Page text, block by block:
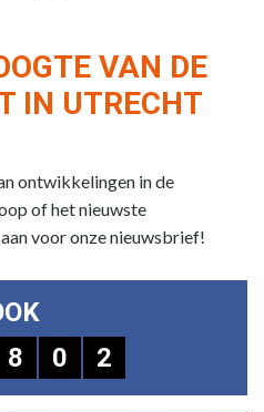
VAN DE
IN UTRECHT
ontwikkelingen in de
of het nieuwste
aan voor onze nieuwsbrief!
8 0 2